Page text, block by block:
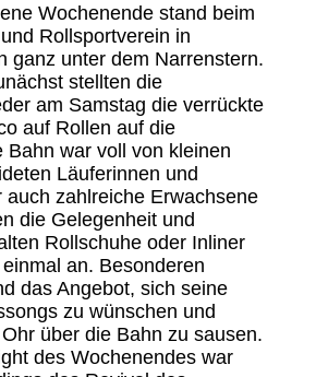
Wochenende stand beim
Rollsportverein in
ganz unter dem Narrenstern.
stellten die
am Samstag die verrückte
auf Rollen auf die
Bahn war voll von kleinen
Läuferinnen und
auch zahlreiche Erwachsene
die Gelegenheit und
Rollschuhe oder Inliner
an. Besonderen
das Angebot, sich seine
zu wünschen und
über die Bahn zu sausen.
des Wochenendes war